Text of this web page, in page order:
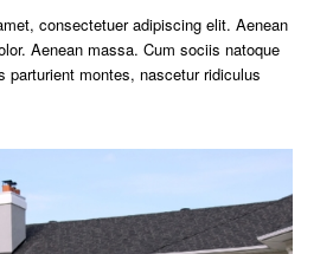
consectetuer adipiscing elit. Aenean
Aenean massa. Cum sociis natoque
parturient montes, nascetur ridiculus